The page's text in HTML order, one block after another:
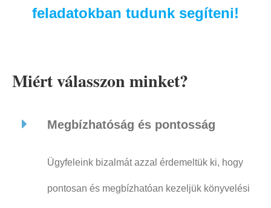
feladatokban tudunk segíteni!
Miért válasszon minket?
Megbízhatóság és pontosság
Ügyfeleink bizalmát azzal érdemeltük ki, hogy
pontosan és megbízhatóan kezeljük könyvelési